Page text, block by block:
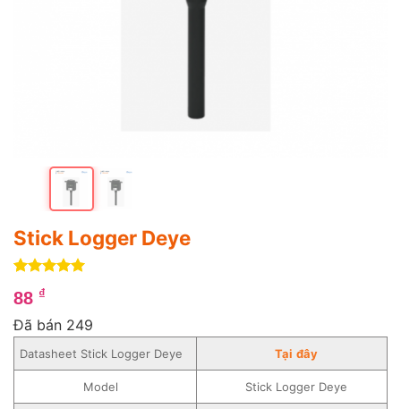
Stick Logger Deye
trên 5
dựa trên
88 ₫
Đã bán 249
Datasheet Stick Logger Deye Tại đây
Model Stick Logger Deye